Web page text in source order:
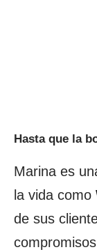
Hasta que la
Marina es
la vida como
de sus